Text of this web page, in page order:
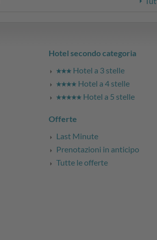
Hotel secondo categoria
Hotel a 3 stelle
Hotel a 4 stelle
Hotel a 5 stelle
Offerte
Last Minute
Prenotazioni in anticipo
Tutte le offerte